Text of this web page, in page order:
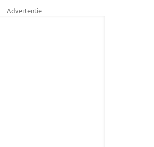
Advertentie